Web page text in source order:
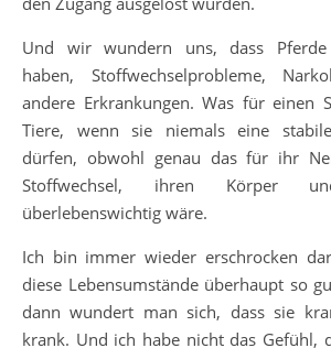
Und wir wundern uns, dass Pferde
haben, Stoffwechselprobleme,
andere Erkrankungen. Was für einen
Tiere, wenn sie niemals eine
dürfen, obwohl genau das für ihr
Stoffwechsel, ihren Körper
überlebenswichtig wäre.
Ich bin immer wieder erschrocken
diese Lebensumstände überhaupt so
dann wundert man sich, dass sie
krank. Und ich habe nicht das Gefühl,